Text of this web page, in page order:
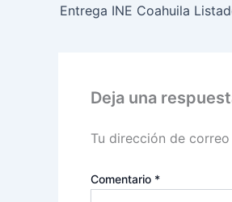
Deja una
Tu dirección de
Comentario *